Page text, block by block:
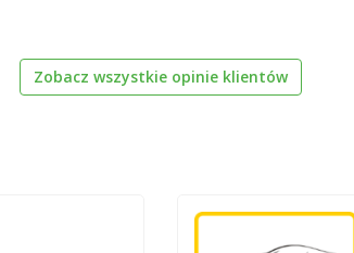
Zobacz wszystkie opinie klientów